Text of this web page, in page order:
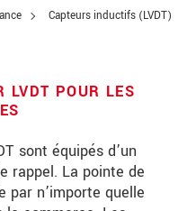
Capteurs inductifs (LVDT)
LVDT POUR LES
sont équipés d’un
rappel. La pointe de
n’importe quelle